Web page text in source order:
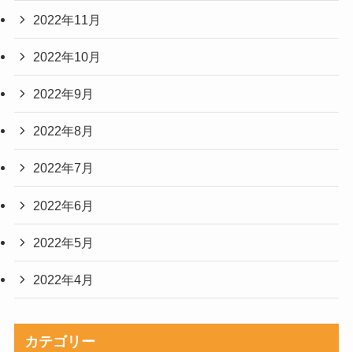
2022年11月
2022年10月
2022年9月
2022年8月
2022年7月
2022年6月
2022年5月
2022年4月
カテゴリー